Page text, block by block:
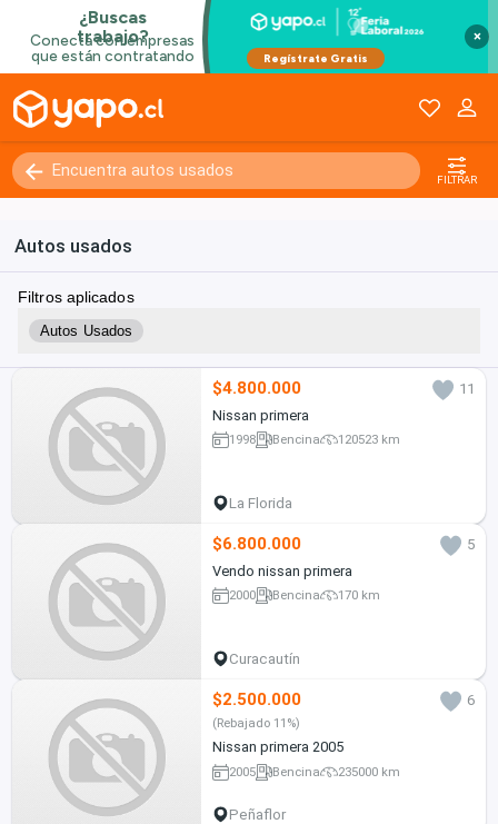
×
FILTRAR
Autos usados
Filtros aplicados
Autos Usados
$4.800.000
11
Nissan primera
1998 Bencina 120523 km
La Florida
$6.800.000
5
Vendo nissan primera
2000 Bencina 170 km
Curacautín
$2.500.000 6
(Rebajado 11%)
Nissan primera 2005
2005 Bencina 235000 km
Peñaflor